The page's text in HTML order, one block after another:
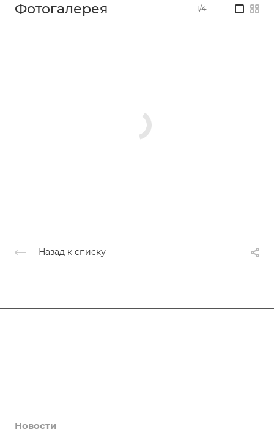
Фотогалерея 1/4 —
Назад к списку
Новости